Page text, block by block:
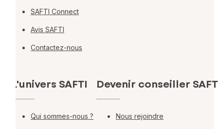
SAFTI Connect
Avis SAFTI
Contactez-nous
L'univers SAFTI
Qui sommes-nous ?
Devenir conseiller
Nous rejoindre